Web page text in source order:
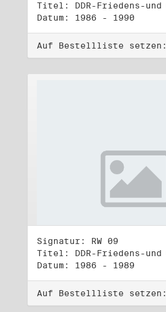
Datum: 1986 - 1990
Auf Bestellliste setzen:
Signatur: RW 09
Datum: 1986 - 1989
Auf Bestellliste setzen: